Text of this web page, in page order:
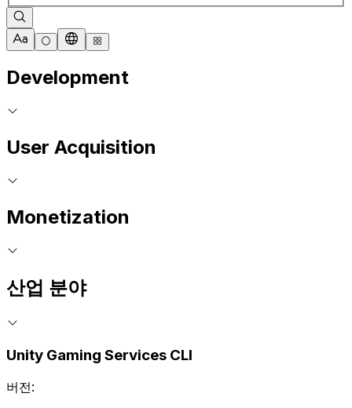
Development
User Acquisition
Monetization
산업 분야
Unity Gaming Services CLI
버전: